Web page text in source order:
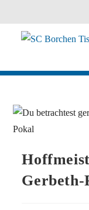
Gerbeth-